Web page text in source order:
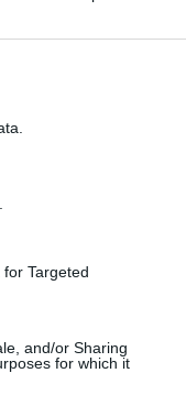
Targeted
and/or Sharing
for which it